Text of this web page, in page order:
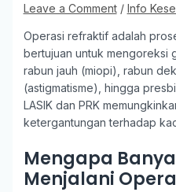
Leave a Comment / Info
Operasi refraktif adalah
bertujuan untuk mengoreksi
rabun jauh (miopi), rabun
(astigmatisme), hingga
LASIK dan PRK
ketergantungan terhadap
Mengapa
Menjalani